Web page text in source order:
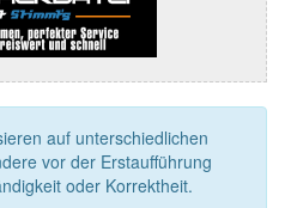
auf unterschiedlichen
vor der Erstaufführung
oder Korrektheit.